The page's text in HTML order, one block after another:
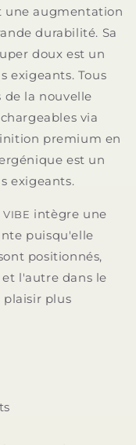
une augmentation
durabilité. Sa
doux est un
exigeants. Tous
de la nouvelle
via
premium en
est un
exigeants.
VIBE intègre une
puisqu'elle
positionnés,
l'autre dans le
plaisir plus